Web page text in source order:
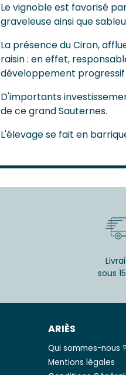
Le vignoble est favorisé
graveleuse ainsi que
La présence du Ciron,
raisin : en effet,
développement progressif
D'importants
de ce grand Sauternes.
L'élevage se fait en
sous
ARIÈS
Qui sommes-nous ?
Mentions légales